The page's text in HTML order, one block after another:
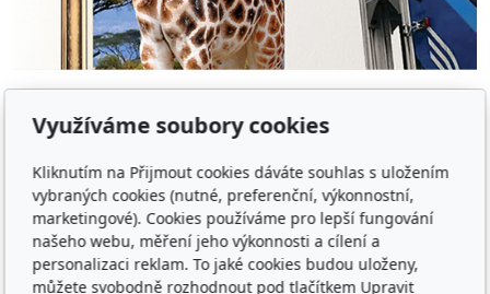
Využíváme soubory cookies
Kliknutím na Přijmout cookies dáváte souhlas s uložením
vybraných cookies (nutné, preferenční, výkonnostní,
marketingové). Cookies používáme pro lepší fungování
našeho webu, měření jeho výkonnosti a cílení a
personalizaci reklam. To jaké cookies budou uloženy,
můžete svobodně rozhodnout pod tlačítkem Upravit